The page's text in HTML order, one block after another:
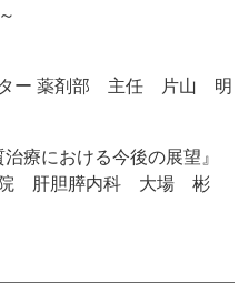
ター 薬剤部 主任 片山 明
療における今後の展望』
院 肝胆膵内科 大場 彬